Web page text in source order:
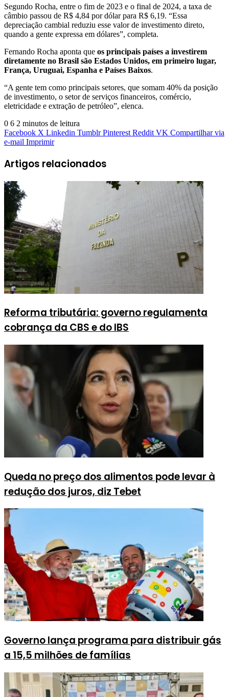
Segundo Rocha, entre o fim de 2023 e o final de 2024, a taxa de
câmbio passou de R$ 4,84 por dólar para R$ 6,19. “Essa
depreciação cambial reduziu esse valor de investimento direto,
quando a gente expressa em dólares”, completa.
Fernando Rocha aponta que os principais países a investirem
diretamente no Brasil são Estados Unidos, em primeiro lugar,
França, Uruguai, Espanha e Países Baixos.
“A gente tem como principais setores, que somam 40% da posição
de investimento, o setor de serviços financeiros, comércio,
eletricidade e extração de petróleo”, elenca.
0 6 2 minutos de leitura
Facebook X Linkedin Tumblr Pinterest Reddit VK Compartilhar via
e-mail Imprimir
Artigos relacionados
Reforma tributária: governo regulamenta
cobrança da CBS e do IBS
Queda no preço dos alimentos pode levar à
redução dos juros, diz Tebet
Governo lança programa para distribuir gás
a 15,5 milhões de famílias